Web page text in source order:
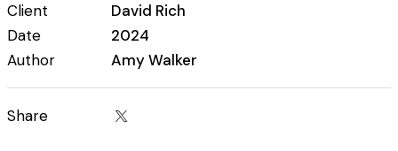
Client
David Rich
Date
2024
Author
Amy Walker
Share